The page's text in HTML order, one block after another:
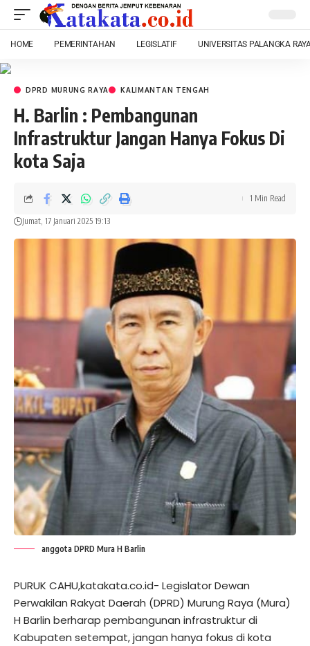
HOME PEMERINTAHAN LEGISLATIF UNIVERSITAS PALANGKA
DPRD MURUNG RAYA KALIMANTAN TENGAH
H. Barlin : Pembangunan
Infrastruktur Jangan Hanya Fokus Di
kota Saja
Jumat, 17 Januari 2025 19:13
1 Min Read
anggota DPRD Mura H Barlin
PURUK CAHU,katakata.co.id- Legislator Dewan
Perwakilan Rakyat Daerah (DPRD) Murung Raya (Mura)
H Barlin berharap pembangunan infrastruktur di
Kabupaten setempat, jangan hanya fokus di kota